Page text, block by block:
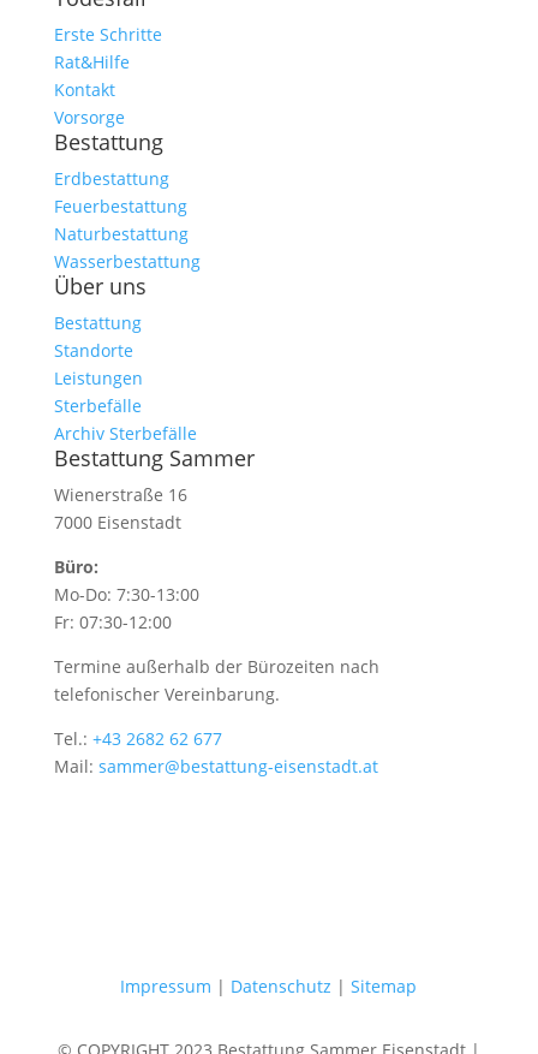
Erste Schritte
Rat&Hilfe
Kontakt
Vorsorge
Bestattung
Erdbestattung
Feuerbestattung
Naturbestattung
Wasserbestattung
Über uns
Bestattung
Standorte
Leistungen
Sterbefälle
Archiv Sterbefälle
Bestattung Sammer
Wienerstraße 16
7000 Eisenstadt
Büro:
Mo-Do: 7:30-13:00
Fr: 07:30-12:00
Termine außerhalb der Bürozeiten nach
telefonischer Vereinbarung.
Tel.: +43 2682 62 677
Mail: sammer@bestattung-eisenstadt.at
Impressum | Datenschutz |Sitemap